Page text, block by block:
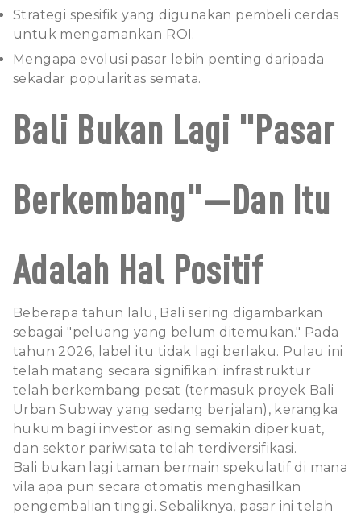
Strategi spesifik yang digunakan pembeli cerdas
untuk mengamankan ROI.
Mengapa evolusi pasar lebih penting daripada
sekadar popularitas semata.
Bali Bukan Lagi "Pasar
Berkembang"—Dan Itu
Adalah Hal Positif
Beberapa tahun lalu, Bali sering digambarkan
sebagai "peluang yang belum ditemukan." Pada
tahun 2026, label itu tidak lagi berlaku. Pulau ini
telah matang secara signifikan: infrastruktur
telah berkembang pesat (termasuk proyek Bali
Urban Subway yang sedang berjalan), kerangka
hukum bagi investor asing semakin diperkuat,
dan sektor pariwisata telah terdiversifikasi.
Bali bukan lagi taman bermain spekulatif di mana
vila apa pun secara otomatis menghasilkan
pengembalian tinggi. Sebaliknya, pasar ini telah